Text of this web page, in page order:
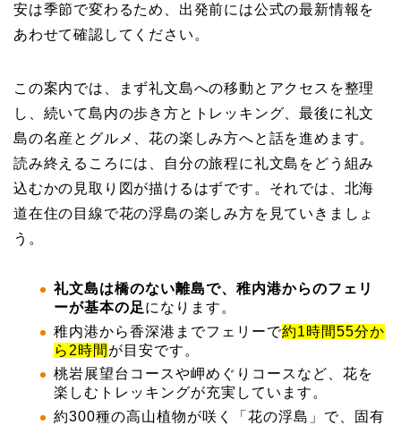
安は季節で変わるため、出発前には公式の最新情報を
あわせて確認してください。
この案内では、まず礼文島への移動とアクセスを整理
し、続いて島内の歩き方とトレッキング、最後に礼文
島の名産とグルメ、花の楽しみ方へと話を進めます。
読み終えるころには、自分の旅程に礼文島をどう組み
込むかの見取り図が描けるはずです。それでは、北海
道在住の目線で花の浮島の楽しみ方を見ていきましょ
う。
礼文島は橋のない離島で、稚内港からのフェリ
ーが基本の足になります。
稚内港から香深港までフェリーで約1時間55分か
ら2時間 が目安です。
桃岩展望台コースや岬めぐりコースなど、花を
楽しむトレッキングが充実しています。
約300種の高山植物が咲く「花の浮島」で、固有